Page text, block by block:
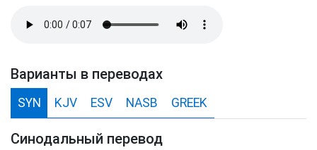
Варианты в переводах
SYN KJV ESV NASB GREEK
Синодальный перевод